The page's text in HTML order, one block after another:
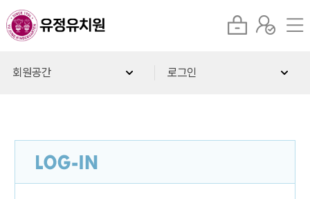
회원공간 로그인